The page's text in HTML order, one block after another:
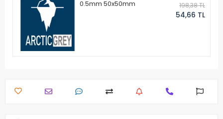
0.5mm 50x50mm
198,38 TL
54,66 TL